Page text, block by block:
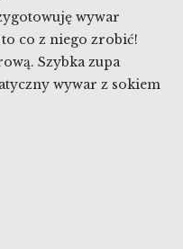
wywar
co z niego zrobić!
Szybka zupa
wywar z sokiem
odżywczo – ale